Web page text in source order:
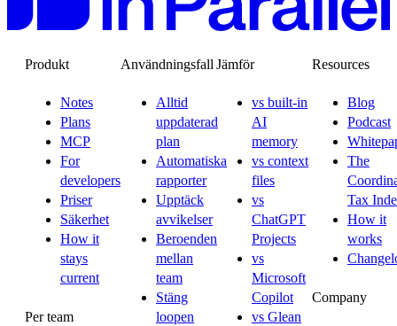
Produkt
Notes
Plans
MCP
For
developers
Priser
Säkerhet
How it
stays
current
Per team
Användningsfall
Alltid
uppdaterad
plan
Automatiska
rapporter
Upptäck
avvikelser
Beroenden
mellan
team
Stäng
loopen
Jämför
vs built-in
AI
memory
vs context
files
vs
ChatGPT
Projects
vs
Microsoft
Copilot
vs Glean
Resources
Blog
Podcast
The
Tax
How it
works
Company